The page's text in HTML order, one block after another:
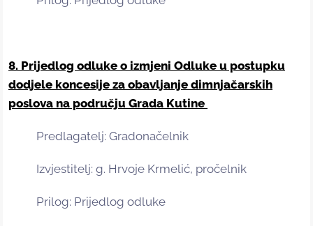
8. Prijedlog odluke o izmjeni Odluke u postupku
dodjele koncesije za obavljanje dimnjačarskih
poslova na području Grada Kutine
Predlagatelj: Gradonačelnik
Izvjestitelj: g. Hrvoje Krmelić, pročelnik
Prilog: Prijedlog odluke